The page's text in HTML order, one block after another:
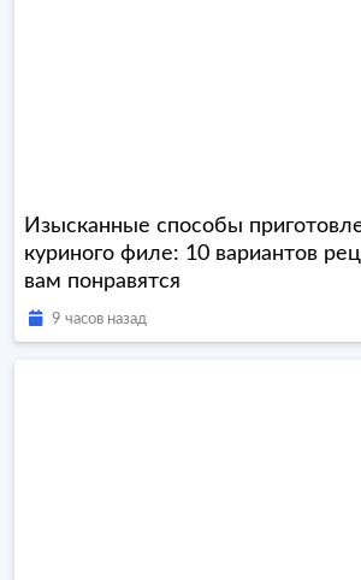
Изысканные способы
куриного филе: 10 вариантов
вам понравятся
9 часов назад